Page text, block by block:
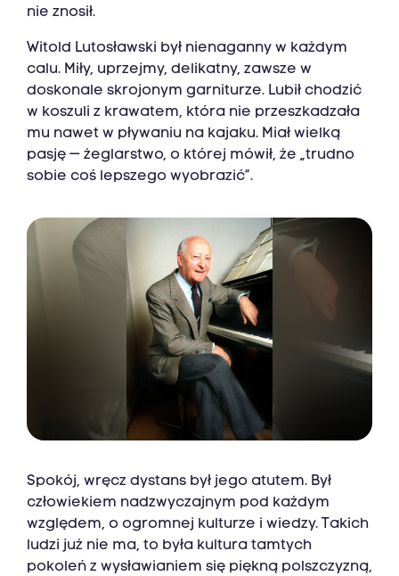
nie znosił.
Witold Lutosławski był nienaganny w każdym
calu. Miły, uprzejmy, delikatny, zawsze w
doskonale skrojonym garniturze. Lubił chodzić
w koszuli z krawatem, która nie przeszkadzała
mu nawet w pływaniu na kajaku. Miał wielką
pasję — żeglarstwo, o której mówił, że „trudno
sobie coś lepszego wyobrazić”.
Spokój, wręcz dystans był jego atutem. Był
człowiekiem nadzwyczajnym pod każdym
względem, o ogromnej kulturze i wiedzy. Takich
ludzi już nie ma, to była kultura tamtych
pokoleń z wysławianiem się piękną polszczyzną,